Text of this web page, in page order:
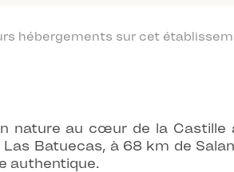
hébergements sur cet
nature au cœur de la Castille
Batuecas, à 68 km de
authentique.